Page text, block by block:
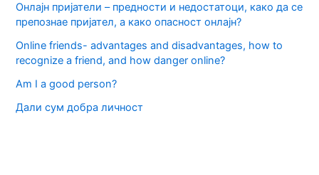
Онлајн пријатели – предности и недостатоци, како да се
препознае пријател, а како опасност онлајн?
Online friends- advantages and disadvantages, how to
recognize a friend, and how danger online?
Am I a good person?
Дали сум добра личност